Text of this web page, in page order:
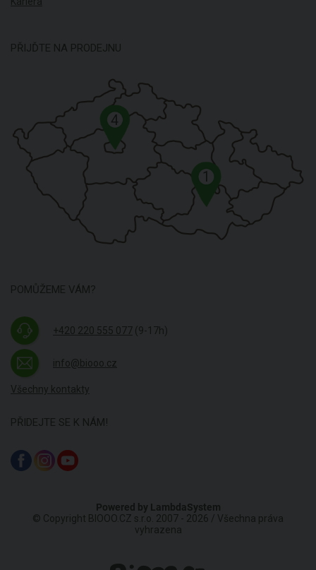
PŘIJĎTE NA PRODEJNU
1
4
POMŮŽEME VÁM?
+420 220 555 077 (9-17h)
info@biooo.cz
Všechny kontakty
PŘIDEJTE SE K NÁM!
Powered by LambdaSystem
© Copyright BIOOO.CZ s.r.o. 2007 - 2026 / Všechna práva
vyhrazena